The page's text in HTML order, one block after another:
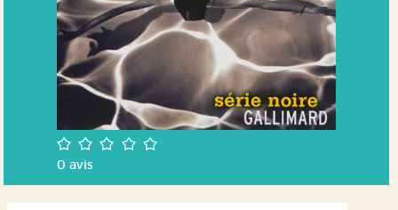
/5
0avis